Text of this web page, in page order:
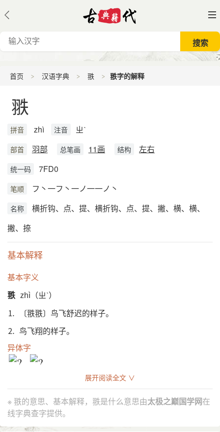
首页 汉语字典 翐 翐字的解释
翐
拼音 zhì 注音 ㄓˋ
部首 羽部 总笔画 11画 结构 左右
统一码 7FD0
笔顺 フ丶一フ丶一ノ一一ノ丶
名称
横折钩、点、提、横折钩、点、提、撇、横、横、
撇、捺
基本解释
基本字义
翐
zhì（ㄓˋ）
⒈ 〔翐翐〕鸟飞舒迟的样子。
⒉ 鸟飞翔的样子。
异体字
展开阅读全文 ∨
※ 翐的意思、基本解释，翐是什么意思由太极之巅国学网在
线字典查字提供。